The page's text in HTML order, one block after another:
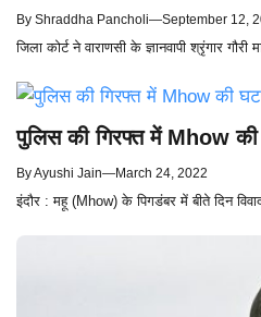
By Shraddha Pancholi—September 12,
जिला कोर्ट ने वाराणसी के ज्ञानवापी श्रृंगार
पुलिस की गिरफ्त में Mhow की
ByAyushi Jain—March 24, 2022
इंदौर : महू (Mhow) के पिगडंबर में बीते दिन